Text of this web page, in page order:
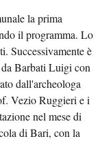
la prima
il programma. Lo
Successivamente è
Barbati Luigi con
dall'archeologa
Vezio Ruggieri e i
nel mese di
di Bari, con la